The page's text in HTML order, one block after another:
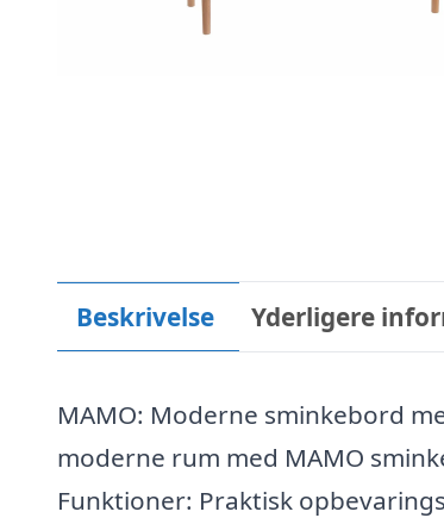
Beskrivelse Yderligere
MAMO: Moderne sminkebord
moderne rum med MAMO
Funktioner: Praktisk